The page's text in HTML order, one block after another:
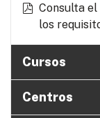
Consulta el
los
Cursos
Centros